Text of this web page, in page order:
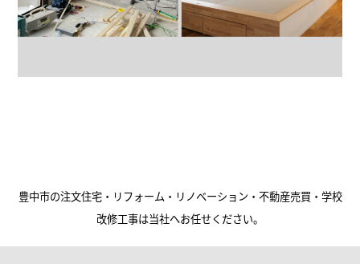
豊中市の注文住宅・リフォーム・リノベーション・不動産売買・学校
改修工事は当社へお任せください。